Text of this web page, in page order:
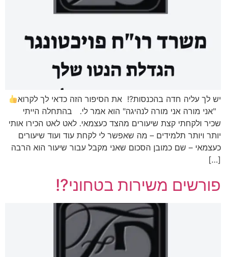
יש לך עליה חדה בהכנסות?! את הסיפור הזה כדאי לך לקרוא
"אני מורה אני מורה לנהיגה" הוא אמר לי. בהתחלה הייתי
שכיר ולקחתי קצת שיעורים מהצד כעצמאי. לאט לאט הכירו אותי
יותר ויותר תלמידים – מה שאפשר לי לקחת עוד ועוד שיעורים
כעצמאי – שם כמובן הסכום שאני מקבל עבור שיעור הוא הרבה
[…]
פורשים משירות בטחוני?!